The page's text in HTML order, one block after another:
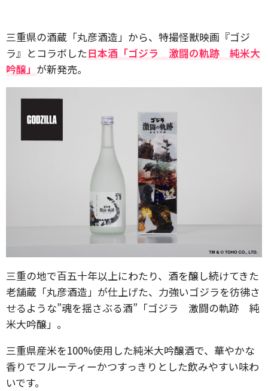
三重県の酒蔵「丸彦酒造」から、特撮怪獣映画『ゴジ
ラ』とコラボした日本酒「ゴジラ 激闘の軌跡 純米大
吟醸」 が新発売。
三重の地で百五十年以上にわたり、酒を醸し続けてきた
老舗蔵「丸彦酒造」が仕上げた、力強いゴジラを彷彿さ
せるような”魂を揺さぶる酒”「ゴジラ 激闘の軌跡 純
米大吟醸」。
三重県産米を100%使用した純米大吟醸酒で、華やかな
香りでフルーティーかつすっきりとした飲みやすい味わ
いです。